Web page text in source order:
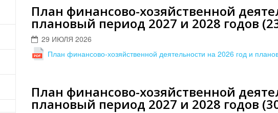
План финансово-хозяйственной
плановый период 2027 и 2028 годов
29 ИЮЛЯ 2026
План финансово-хозяйственной деятельности на 2026 год и
План финансово-хозяйственной
плановый период 2027 и 2028 годов